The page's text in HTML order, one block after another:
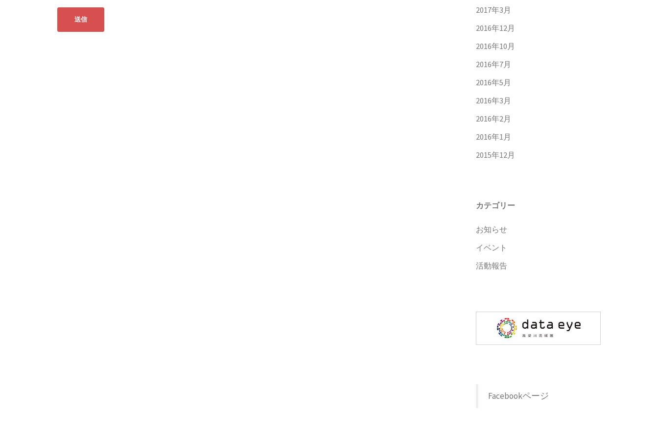
2017年3月
2016年12月
2016年10月
2016年7月
2016年5月
2016年3月
2016年2月
2016年1月
2015年12月
カテゴリー
お知らせ
イベント
活動報告
Facebookページ